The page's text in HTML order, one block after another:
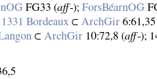
FG33 (aff‑);ForsBéarnOG
1331 Bordeaux ⊂ArchGir
⊂ArchGir 10:72,8 (aff‑);